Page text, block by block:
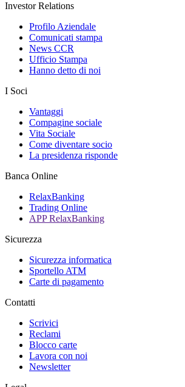
Investor Relations
Profilo Aziendale
Comunicati stampa
News CCR
Ufficio Stampa
Hanno detto di noi
I Soci
Vantaggi
Compagine sociale
Vita Sociale
Come diventare socio
La presidenza risponde
Banca Online
RelaxBanking
Trading Online
APP RelaxBanking
Sicurezza
Sicurezza informatica
Sportello ATM
Carte di pagamento
Contatti
Scrivici
Reclami
Blocco carte
Lavora con noi
Newsletter